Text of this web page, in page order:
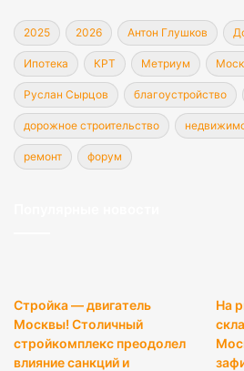
2025 2026 Антон Глушков
Ипотека КРТ Метриум
Руслан Сырцов благоустройство
дорожное строительство
ремонт форум
Стройка — двигатель
Москвы! Столичный
стройкомплекс преодолел
влияние санкций и
На